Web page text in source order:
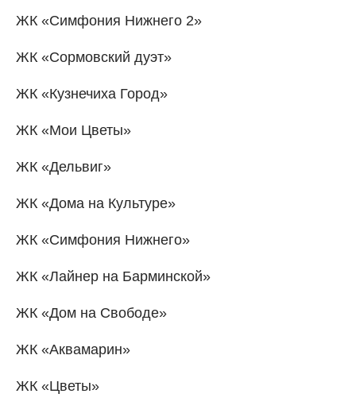
ЖК «Симфония Нижнего 2»
ЖК «Сормовский дуэт»
ЖК «Кузнечиха Город»
ЖК «Мои Цветы»
ЖК «Дельвиг»
ЖК «Дома на Культуре»
ЖК «Симфония Нижнего»
ЖК «Лайнер на Барминской»
ЖК «Дом на Свободе»
ЖК «Аквамарин»
ЖК «Цветы»